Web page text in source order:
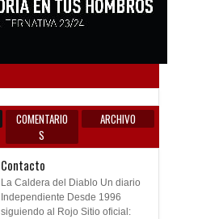
COMENTARIO
S
ARCHIVO
Contacto
La Caldera del Diablo Un diario
Independiente Desde 1996
siguiendo al Rojo Sitio oficial: